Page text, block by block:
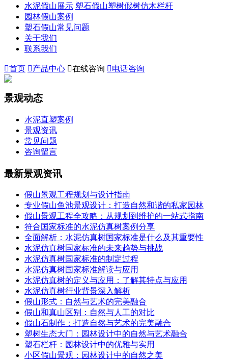
水泥假山展示 塑石假山塑树假树仿木栏杆
园林假山案例
塑石假山常见问题
关于我们
联系我们
首页 产品中心 在线咨询 电话咨询
景观动态
水泥直塑案例
景观资讯
常见问题
咨询留言
最新景观资讯
假山景观工程规划与设计指南
专业假山鱼池景观设计：打造自然和谐的私家园林
假山景观工程全攻略：从规划到维护的一站式指南
符合国家标准的水泥仿真树案例分享
全面解析：水泥仿真树国家标准是什么及其重要性
水泥仿真树国家标准的未来趋势与挑战
水泥仿真树国家标准的制定过程
水泥仿真树国家标准解读与应用
水泥仿真树的定义与应用：了解其特点与应用
水泥仿真树行业背景深入解析
假山形式：自然与艺术的完美融合
假山和真山区别：自然与人工的对比
假山石制作：打造自然与艺术的完美融合
塑树生态大门：园林设计中的自然与艺术融合
塑石栏杆：园林设计中的优雅与实用
小区假山景观：园林设计中的自然之美